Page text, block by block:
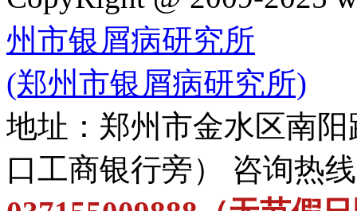
州市银屑病研究所
(郑州市银屑病研究所)
地址：郑州市金水区南
口工商银行旁） 咨询热